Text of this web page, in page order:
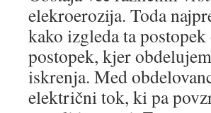
elekroerozija. Toda
kako izgleda ta
postopek, kjer
iskrenja. Med
električni tok, ki pa